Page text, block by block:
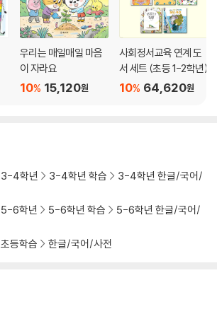
우리는 매일매일 마음
이 자라요
15,120원
10%
사회정서교육 연계 도
서 세트 (초등 1-2학년)
64,620원
10%
3-4학년 3-4학년 학습
3-4학년 한글/국어/
5-6학년 5-6학년 학습
5-6학년 한글/국어/
초등학습 한글/국어/사전